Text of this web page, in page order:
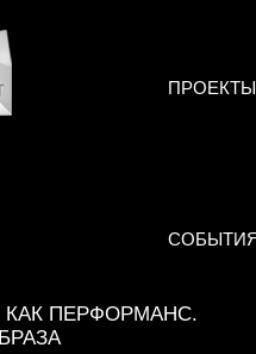
ПРОЕКТЫ
ПЕРФОРМАНС.